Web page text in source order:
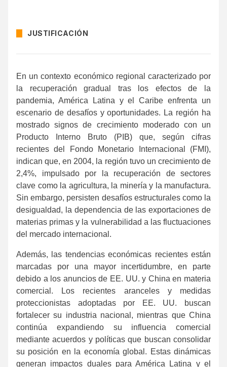
JUSTIFICACIÓN
En un contexto económico regional caracterizado por
la recuperación gradual tras los efectos de la
pandemia, América Latina y el Caribe enfrenta un
escenario de desafíos y oportunidades. La región ha
mostrado signos de crecimiento moderado con un
Producto Interno Bruto (PIB) que, según cifras
recientes del Fondo Monetario Internacional (FMI),
indican que, en 2004, la región tuvo un crecimiento de
2,4%, impulsado por la recuperación de sectores
clave como la agricultura, la minería y la manufactura.
Sin embargo, persisten desafíos estructurales como la
desigualdad, la dependencia de las exportaciones de
materias primas y la vulnerabilidad a las fluctuaciones
del mercado internacional.
Además, las tendencias económicas recientes están
marcadas por una mayor incertidumbre, en parte
debido a los anuncios de EE. UU. y China en materia
comercial. Los recientes aranceles y medidas
proteccionistas adoptadas por EE. UU. buscan
fortalecer su industria nacional, mientras que China
continúa expandiendo su influencia comercial
mediante acuerdos y políticas que buscan consolidar
su posición en la economía global. Estas dinámicas
generan impactos duales para América Latina y el